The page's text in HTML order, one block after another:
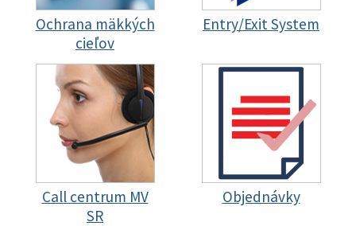
Ochrana mäkkých
cieľov
Entry/Exit System
Call centrum MV
SR
Objednávky